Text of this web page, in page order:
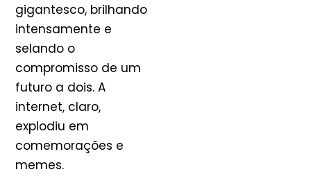
gigantesco, brilhando
intensamente e
selando o
compromisso de um
futuro a dois. A
internet, claro,
explodiu em
comemorações e
memes.